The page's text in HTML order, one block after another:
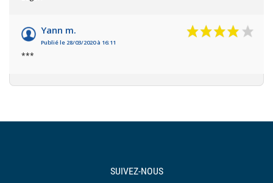
Yann m.
Publié le 28/03/2020 à 16:11
***
SUIVEZ-NOUS